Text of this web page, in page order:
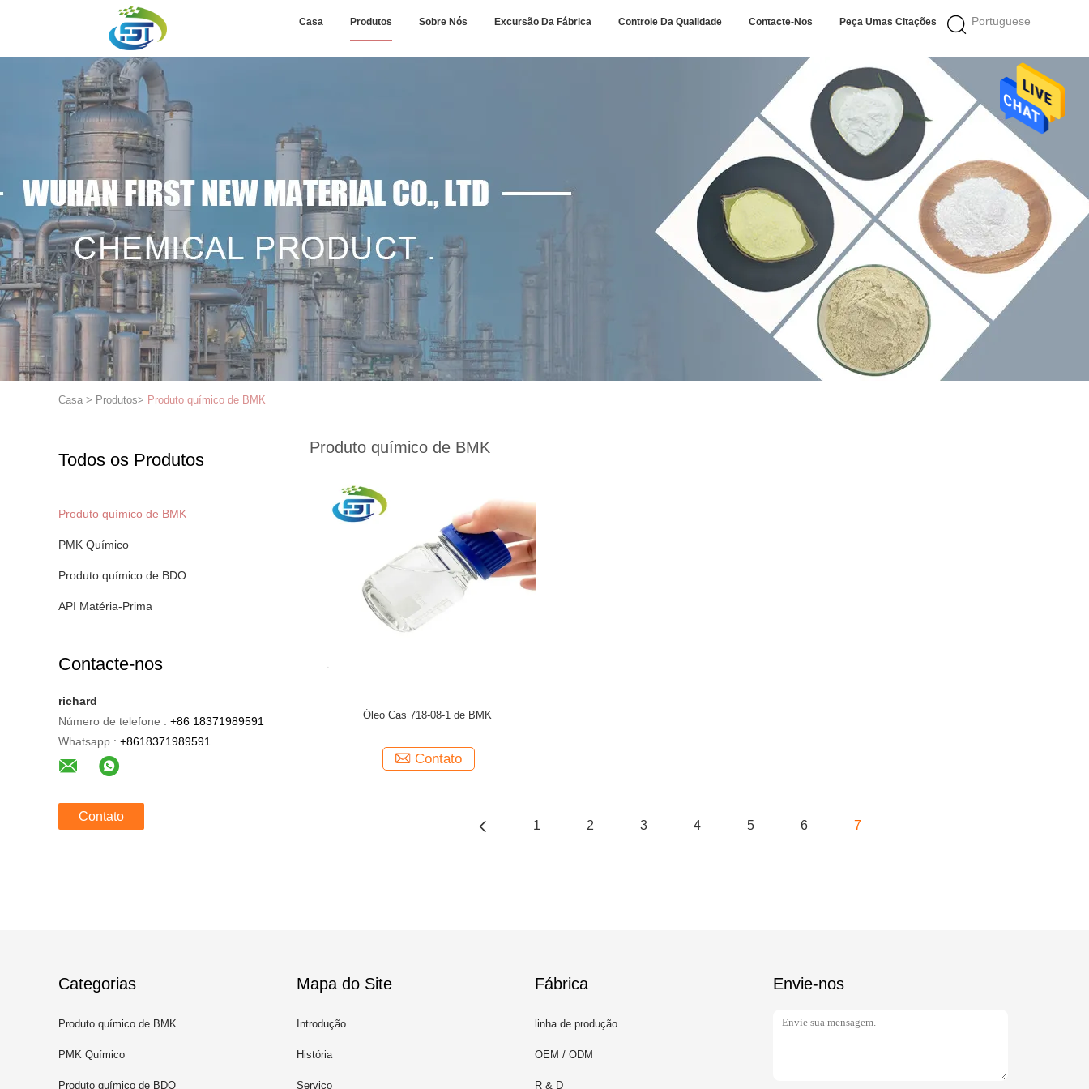
Portuguese
Casa Produtos Sobre Nós Excursão Da Fábrica Controle Da Qualidade Contacte-Nos Peça Umas Citações
Casa > Produtos> Produto químico de BMK
Todos os Produtos
Produto químico de BMK
PMK Químico
Produto químico de BDO
API Matéria-Prima
Contacte-nos
richard
Número de telefone : +86 18371989591
Whatsapp : +8618371989591
Contato
Produto químico de BMK
Óleo Cas 718-08-1 de BMK
Contato
1 2 3 4 5 6 7
Categorias
Produto químico de BMK
PMK Químico
Produto químico de BDO
Mapa do Site
Introdução
História
Serviço
Fábrica
linha de produção
OEM / ODM
R & D
Envie-nos